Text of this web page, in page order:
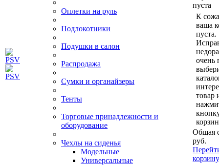
Оплетки на руль
Подлокотники
Подушки в салон
Распродажа
Сумки и органайзеры
Тенты
Торговые принадлежности и
оборудование
Чехлы на сиденья
Модельные
Универсальные
пуста
К
ваша
пуста.
очень
товар
Общая
руб.
корзину